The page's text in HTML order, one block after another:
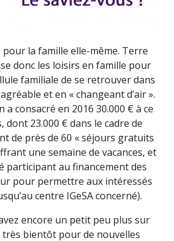
la famille elle-même. Terre
donc les loisirs en famille pour
familiale de se retrouver dans
et en « changeant d’air ».
consacré en 2016 30.000 € à ce
dont 23.000 € dans le cadre de
de près de 60 « séjours gratuits
une semaine de vacances, et
participant au financement des
pour permettre aux intéressés
centre IGeSA concerné).
encore un petit peu plus sur
très bientôt pour de nouvelles